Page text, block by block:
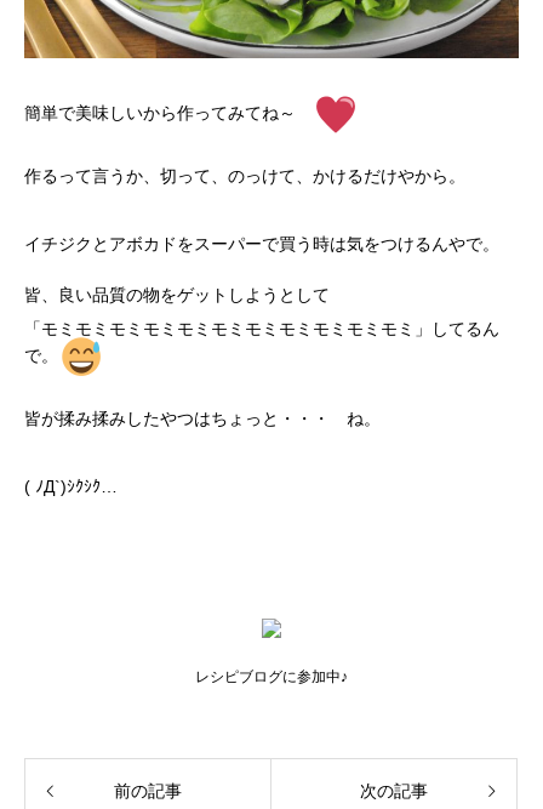
簡単で美味しいから作ってみてね～
作るって言うか、切って、のっけて、かけるだけやから。
イチジクとアボカドをスーパーで買う時は気をつけるんやで。
皆、良い品質の物をゲットしようとして
「モミモミモミモミモミモミモミモミモミモミモミ」してるん
で。
皆が揉み揉みしたやつはちょっと・・・ ね。
( ﾉД`)ｼｸｼｸ…
レシピブログに参加中♪
前の記事 次の記事